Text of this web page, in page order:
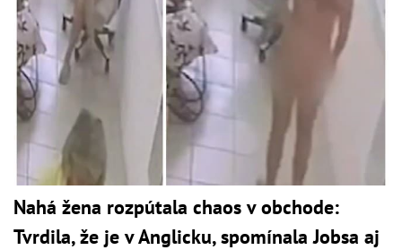
Nahá žena rozpútala chaos v obchode:
Tvrdila, že je v Anglicku, spomínala Jobsa aj